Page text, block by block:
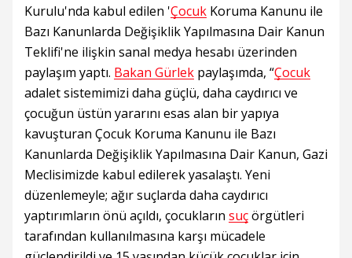
Kurulu'nda kabul edilen 'Çocuk Koruma Kanunu ile
Bazı Kanunlarda Değişiklik Yapılmasına Dair Kanun
Teklifi'ne ilişkin sanal medya hesabı üzerinden
paylaşım yaptı. Bakan Gürlek paylaşımda, “Çocuk
adalet sistemimizi daha güçlü, daha caydırıcı ve
çocuğun üstün yararını esas alan bir yapıya
kavuşturan Çocuk Koruma Kanunu ile Bazı
Kanunlarda Değişiklik Yapılmasına Dair Kanun, Gazi
Meclisimizde kabul edilerek yasalaştı. Yeni
düzenlemeyle; ağır suçlarda daha caydırıcı
yaptırımların önü açıldı, çocukların suçörgütleri
tarafından kullanılmasına karşı mücadele